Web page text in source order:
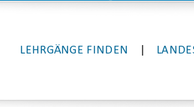
LEHRGÄNGE FINDEN